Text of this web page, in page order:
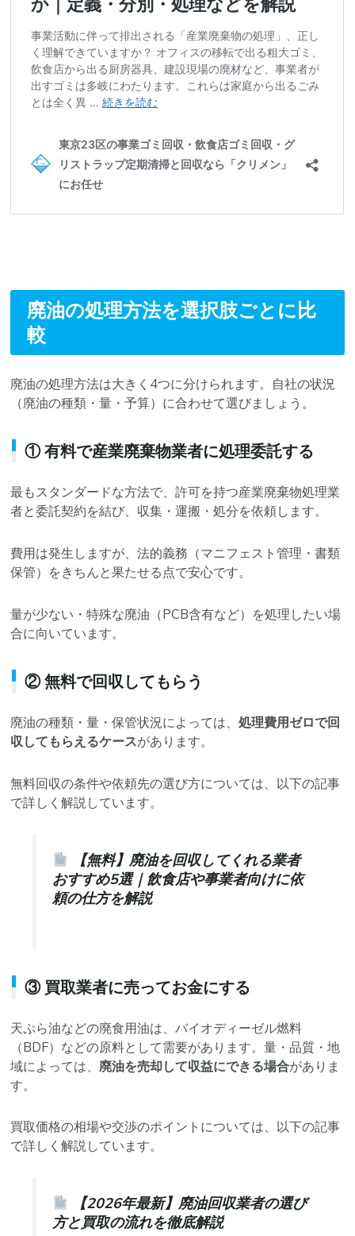
廃油の処理方法を選択肢ごとに比
較
廃油の処理方法は大きく4つに分けられます。自社の状況
（廃油の種類・量・予算）に合わせて選びましょう。
① 有料で産業廃棄物業者に処理委託する
最もスタンダードな方法で、許可を持つ産業廃棄物処理業
者と委託契約を結び、収集・運搬・処分を依頼します。
費用は発生しますが、法的義務（マニフェスト管理・書類
保管）をきちんと果たせる点で安心です。
量が少ない・特殊な廃油（PCB含有など）を処理したい場
合に向いています。
② 無料で回収してもらう
廃油の種類・量・保管状況によっては、処理費用ゼロで回
収してもらえるケースがあります。
無料回収の条件や依頼先の選び方については、以下の記事
で詳しく解説しています。
【無料】廃油を回収してくれる業者
おすすめ5選｜飲食店や事業者向けに依
頼の仕方を解説
③ 買取業者に売ってお金にする
天ぷら油などの廃食用油は、バイオディーゼル燃料
（BDF）などの原料として需要があります。量・品質・地
域によっては、 廃油を売却して収益にできる場合がありま
す。
買取価格の相場や交渉のポイントについては、以下の記事
で詳しく解説しています。
【2026年最新】廃油回収業者の選び
方と買取の流れを徹底解説